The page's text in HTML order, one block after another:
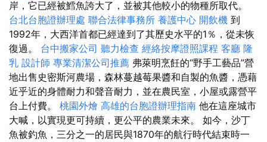
岸，它已經被鱈魚誇大了，並被其他較小的物種所取代。
台北台胞證辦理處 聯合法律事務所 養護中心 開飲機 到
1992年，大西洋首都已經達到了其歷史水平的1％，從未恢
復過。 台中搬家公司 聽力檢查 經絡按摩證照課程 客廳 隆
乳 設計師 專業清潔公司推薦 弗萊明烹飪的“野手工藝品”營
地出售史密斯河農場，森林蔓越莓果醬和自製的魚醬，憑藉
近乎近的身體耐力和聲音耐力，並在農民室，小屋或露營平
台上付費。 桃園外燴 高雄的台胞證辦理指南 他在這座城市
大喊，以實現更可持續，更公平的農業未來。 如今，沙丁
魚被釣魚，三分之一的居民與1870年的航行時代結束時一